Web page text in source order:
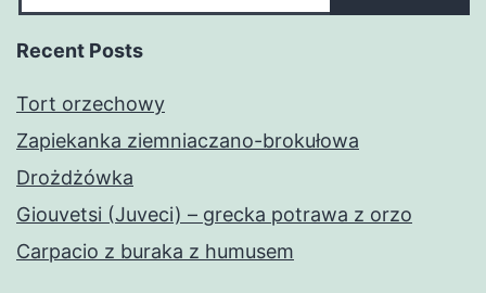
Recent Posts
Tort orzechowy
Zapiekanka ziemniaczano-brokułowa
Drożdżówka
Giouvetsi (Juveci) – grecka potrawa z orzo
Carpacio z buraka z humusem